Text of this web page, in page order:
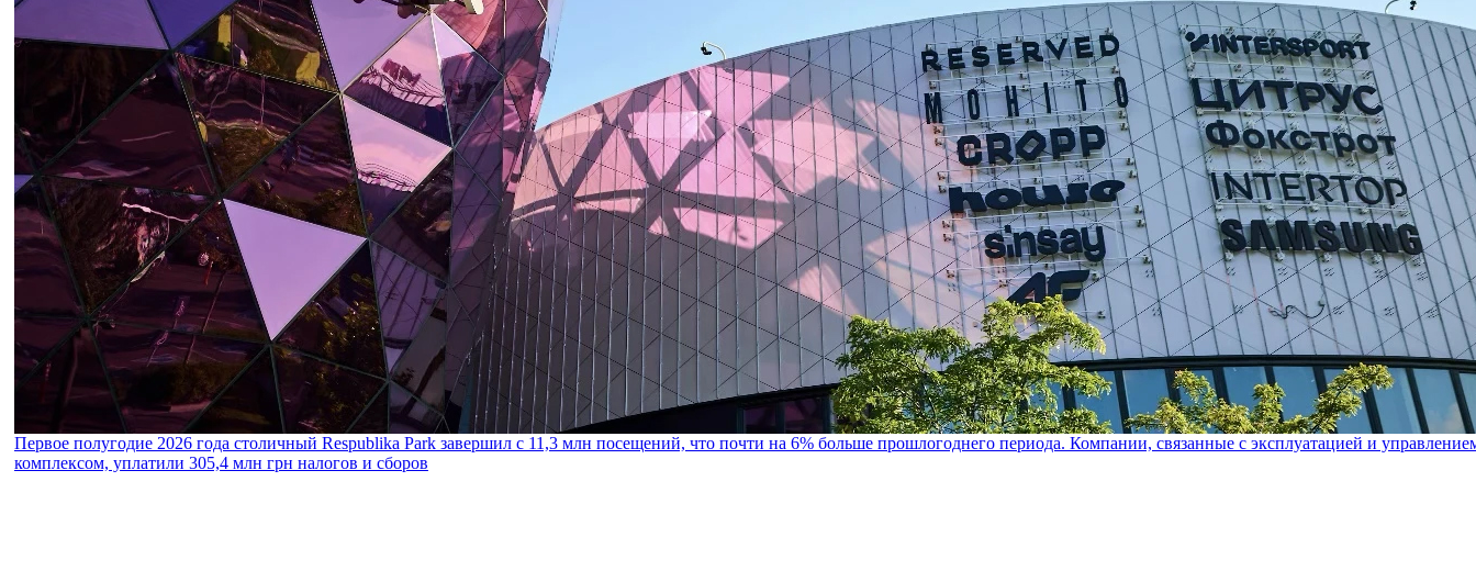
Первое полугодие 2026 года столичный Respublika Park завершил с 11,3 млн посещений, что почти на 6% больше прошлогоднего периода. Компании, связанные с эксплуатацией и
комплексом, уплатили 305,4 млн грн налогов и сборов